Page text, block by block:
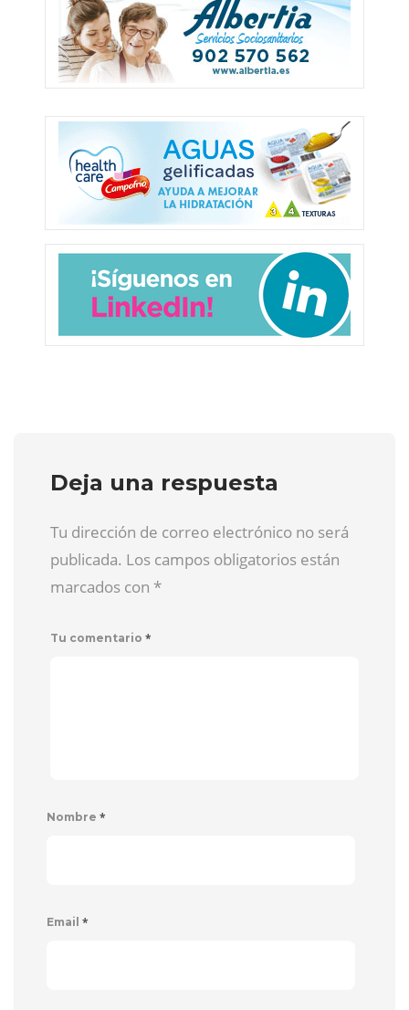
Deja una respuesta
Tu dirección de correo electrónico no será
publicada. Los campos obligatorios están
marcados con *
Tu comentario *
Nombre *
Email *